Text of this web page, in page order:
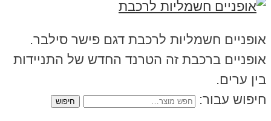
אופניים חשמליות לרכבת דגם פישר סילבר.
אופניים ברכבת זה הטרנד החדש של התניידות
בין ערים.
חיפוש עבור: